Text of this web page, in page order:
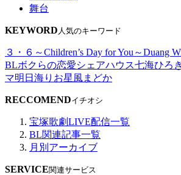
舞台
KEYWORD 人気のキーワード
３・６～Children’s Day for You～Duang
BLボクらの恋愛シェアハウス七海ひろき
マ明日海りお星風まどか
RECCOMENDイチオシ
宝塚歌劇LIVE配信一覧
BL関連記事一覧
月別アーカイブ
SERVICE関連サービス